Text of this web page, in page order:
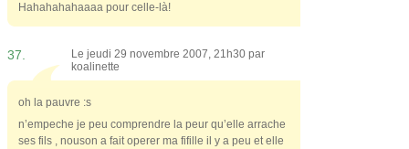
Hahahahahaaaa pour celle-là!
37.
Le jeudi 29 novembre 2007, 21h30 par
koalinette
oh la pauvre :s
n’empeche je peu comprendre la peur qu’elle arrache
ses fils , nouson a fait operer ma fifille il y a peu et elle